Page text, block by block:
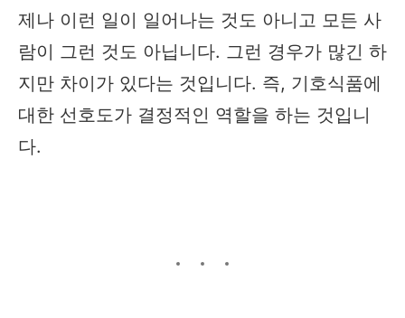
제나 이런 일이 일어나는 것도 아니고 모든 사
람이 그런 것도 아닙니다. 그런 경우가 많긴 하
지만 차이가 있다는 것입니다. 즉, 기호식품에
대한 선호도가 결정적인 역할을 하는 것입니
다.